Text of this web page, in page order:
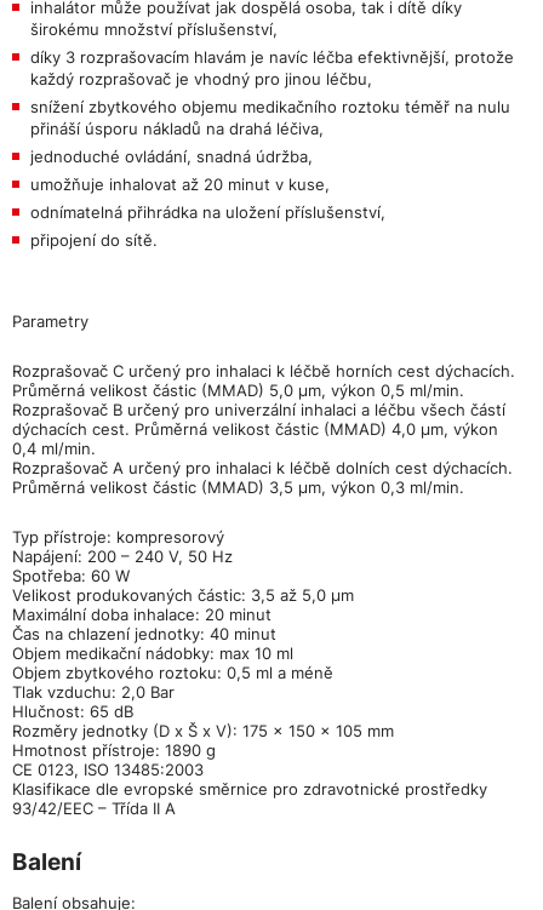
inhalátor může používat jak dospělá osoba, tak i dítě díky
širokému množství příslušenství,
díky 3 rozprašovacím hlavám je navíc léčba efektivnější, protože
každý rozprašovač je vhodný pro jinou léčbu,
snížení zbytkového objemu medikačního roztoku téměř na nulu
přináší úsporu nákladů na drahá léčiva,
jednoduché ovládání, snadná údržba,
umožňuje inhalovat až 20 minut v kuse,
odnímatelná přihrádka na uložení příslušenství,
připojení do sítě.
Parametry
Rozprašovač C určený pro inhalaci k léčbě horních cest dýchacích.
Průměrná velikost částic (MMAD) 5,0 µm, výkon 0,5 ml/min.
Rozprašovač B určený pro univerzální inhalaci a léčbu všech částí
dýchacích cest. Průměrná velikost částic (MMAD) 4,0 µm, výkon
0,4 ml/min.
Rozprašovač A určený pro inhalaci k léčbě dolních cest dýchacích.
Průměrná velikost částic (MMAD) 3,5 µm, výkon 0,3 ml/min.
Typ přístroje: kompresorový
Napájení: 200 – 240 V, 50 Hz
Spotřeba: 60 W
Velikost produkovaných částic: 3,5 až 5,0 µm
Maximální doba inhalace: 20 minut
Čas na chlazení jednotky: 40 minut
Objem medikační nádobky: max 10 ml
Objem zbytkového roztoku: 0,5 ml a méně
Tlak vzduchu: 2,0 Bar
Hlučnost: 65 dB
Rozměry jednotky (D x Š x V): 175 × 150 × 105 mm
Hmotnost přístroje: 1890 g
CE 0123, ISO 13485:2003
Klasifikace dle evropské směrnice pro zdravotnické prostředky
93/42/EEC – Třída II A
Balení
Balení obsahuje: